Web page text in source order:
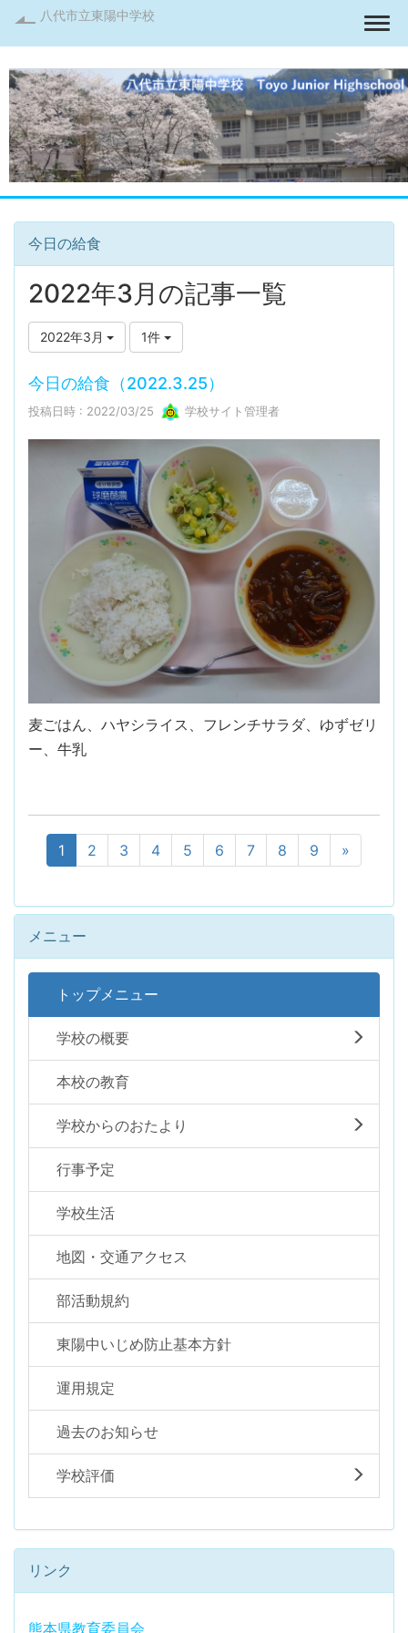
八代市立東陽中学校
今日の給食
2022年3月の記事一覧
2022年3月 1件
今日の給食（2022.3.25）
投稿日時 : 2022/03/25 学校サイト管理者
麦ごはん、ハヤシライス、フレンチサラダ、ゆずゼリ
ー、牛乳
1 2 3 4 5 6 7 8 9 »
メニュー
トップメニュー
学校の概要
本校の教育
学校からのおたより
行事予定
学校生活
地図・交通アクセス
部活動規約
東陽中いじめ防止基本方針
運用規定
過去のお知らせ
学校評価
リンク
熊本県教育委員会